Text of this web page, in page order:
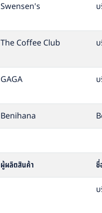
Swensen's
The Coffee Club
GAGA
Benihana
ผู้ผลิตสินค้า ชื่